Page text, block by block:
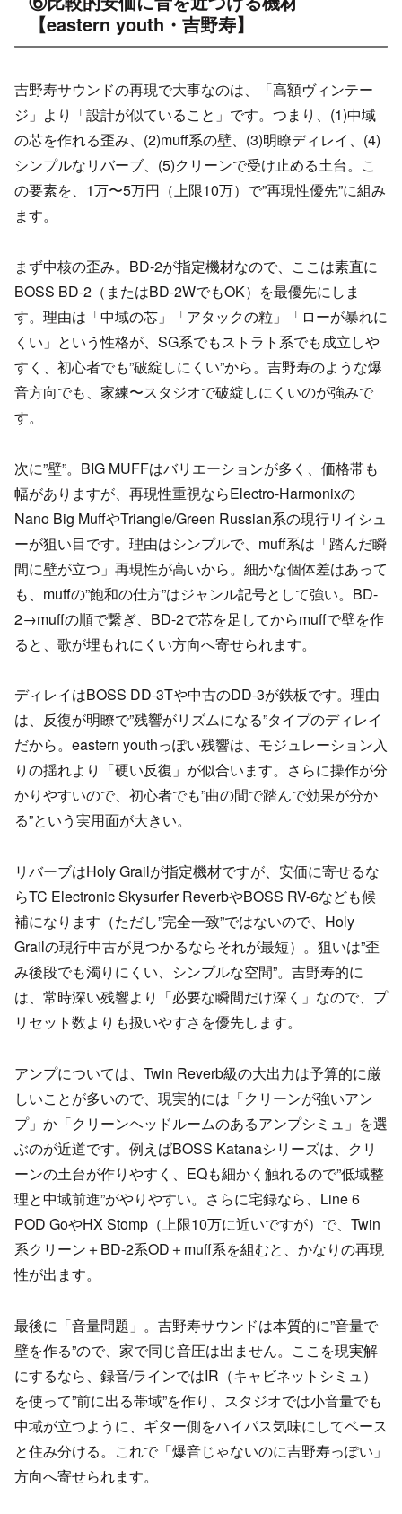
【eastern youth・吉野寿】
吉野寿サウンドの再現で大事なのは、「高額ヴィンテー
ジ」より「設計が似ていること」です。つまり、(1)中域
の芯を作れる歪み、(2)muff系の壁、(3)明瞭ディレイ、(4)
シンプルなリバーブ、(5)クリーンで受け止める土台。こ
の要素を、1万〜5万円（上限10万）で”再現性優先”に組み
ます。
まず中核の歪み。BD-2が指定機材なので、ここは素直に
BOSS BD-2（またはBD-2WでもOK）を最優先にしま
す。理由は「中域の芯」「アタックの粒」「ローが暴れに
くい」という性格が、SG系でもストラト系でも成立しや
すく、初心者でも”破綻しにくい”から。吉野寿のような爆
音方向でも、家練〜スタジオで破綻しにくいのが強みで
す。
次に”壁”。BIG MUFFはバリエーションが多く、価格帯も
幅がありますが、再現性重視ならElectro-Harmonixの
Nano Big MuffやTriangle/Green Russian系の現行リイシュ
ーが狙い目です。理由はシンプルで、muff系は「踏んだ瞬
間に壁が立つ」再現性が高いから。細かな個体差はあって
も、muffの”飽和の仕方”はジャンル記号として強い。BD-
2→muffの順で繋ぎ、BD-2で芯を足してからmuffで壁を作
ると、歌が埋もれにくい方向へ寄せられます。
ディレイはBOSS DD-3Tや中古のDD-3が鉄板です。理由
は、反復が明瞭で”残響がリズムになる”タイプのディレイ
だから。eastern youthっぽい残響は、モジュレーション入
りの揺れより「硬い反復」が似合います。さらに操作が分
かりやすいので、初心者でも”曲の間で踏んで効果が分か
る”という実用面が大きい。
リバーブはHoly Grailが指定機材ですが、安価に寄せるな
らTC Electronic Skysurfer ReverbやBOSS RV-6なども候
補になります（ただし”完全一致”ではないので、Holy
Grailの現行中古が見つかるならそれが最短）。狙いは”歪
み後段でも濁りにくい、シンプルな空間”。吉野寿的に
は、常時深い残響より「必要な瞬間だけ深く」なので、プ
リセット数よりも扱いやすさを優先します。
アンプについては、Twin Reverb級の大出力は予算的に厳
しいことが多いので、現実的には「クリーンが強いアン
プ」か「クリーンヘッドルームのあるアンプシミュ」を選
ぶのが近道です。例えばBOSS Katanaシリーズは、クリ
ーンの土台が作りやすく、EQも細かく触れるので”低域整
理と中域前進”がやりやすい。さらに宅録なら、Line 6
POD GoやHX Stomp（上限10万に近いですが）で、Twin
系クリーン＋BD-2系OD＋muff系を組むと、かなりの再現
性が出ます。
最後に「音量問題」。吉野寿サウンドは本質的に”音量で
壁を作る”ので、家で同じ音圧は出ません。ここを現実解
にするなら、録音/ラインではIR（キャビネットシミュ）
を使って”前に出る帯域”を作り、スタジオでは小音量でも
中域が立つように、ギター側をハイパス気味にしてベース
と住み分ける。これで「爆音じゃないのに吉野寿っぽい」
方向へ寄せられます。